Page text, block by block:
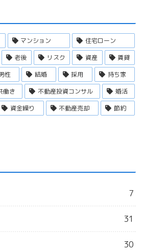
マンション
住宅ローン
老後 リスク 資産
賃貸
性 結婚 採用
持ち家
働き 不動産投資コンサル
婚活
資金繰り 不動産売却 節約
7
31
30